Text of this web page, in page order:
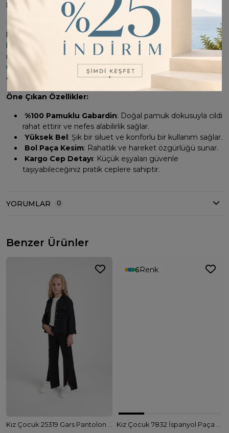
Pantolon
Küçük prensesiniz için tarz ve rahatlığın mükemmel
kombinasyonu! %100 pamuklu gabardin dokusuyla üretilen
bu kız çocuk pantolon, yüksek bel ve bol paça kesimiyle
modern bir görünüm sunuyor. Günlük kullanıma
uygunluğuyla öne çıkan pantolon, aynı zamanda pratik kargo
cepleriyle de fonksiyonelliği artırıyor.
Öne Çıkan Özellikler:
%100 Pamuklu Gabardin: Doğal pamuk dokusuyla cildi
rahat ettirir ve nefes alabilirlik sağlar.
Yüksek Bel : Şık bir siluet ve konforlu bir kullanım sağlar.
Bol Paça Kesim: Rahatlık ve hareket özgürlüğü sunar.
Kargo Cep Detayı: Küçük eşyaları güvenle
taşıyabileceğiniz pratik ceplere sahiptir.
YORUMLAR 0
Benzer Ürünler
6Renk